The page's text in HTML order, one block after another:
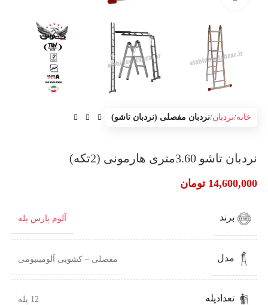
خانه نردبان نردبان مفصلی (نردبان تاشو)
نردبان تاشو 3.60متری هارمونی (2تکه)
14,600,000 تومان
برند آلوم پارس پله
مدل مفصلی – کشویی آلومینیومی
تعدادپله 12 پله